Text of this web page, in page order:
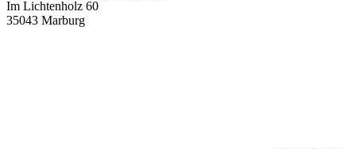
Im Lichtenholz 60
35043 Marburg